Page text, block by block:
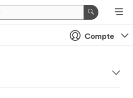
Compte